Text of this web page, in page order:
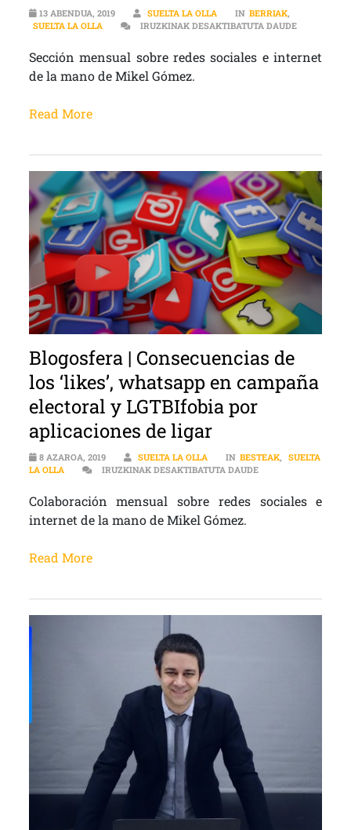
13 ABENDUA, 2019 SUELTA LA OLLA IN BERRIAK,
SUELTA LA OLLA
IRUZKINAK DESAKTIBATUTA DAUDE
Sección mensual sobre redes sociales e internet
de la mano de Mikel Gómez.
Read More
Blogosfera | Consecuencias de
los ‘likes’, whatsapp en campaña
electoral y LGTBIfobia por
aplicaciones de ligar
8 AZAROA, 2019 SUELTA LA OLLA IN BESTEAK, SUELTA
LA OLLA
IRUZKINAK DESAKTIBATUTA DAUDEBLOGOSFERA |
Colaboración mensual sobre redes sociales e
internet de la mano de Mikel Gómez.
Read More